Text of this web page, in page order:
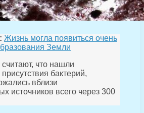
Жизнь могла появиться очень
Земли
что нашли
присутствия бактерий,
вблизи
источников всего через 300